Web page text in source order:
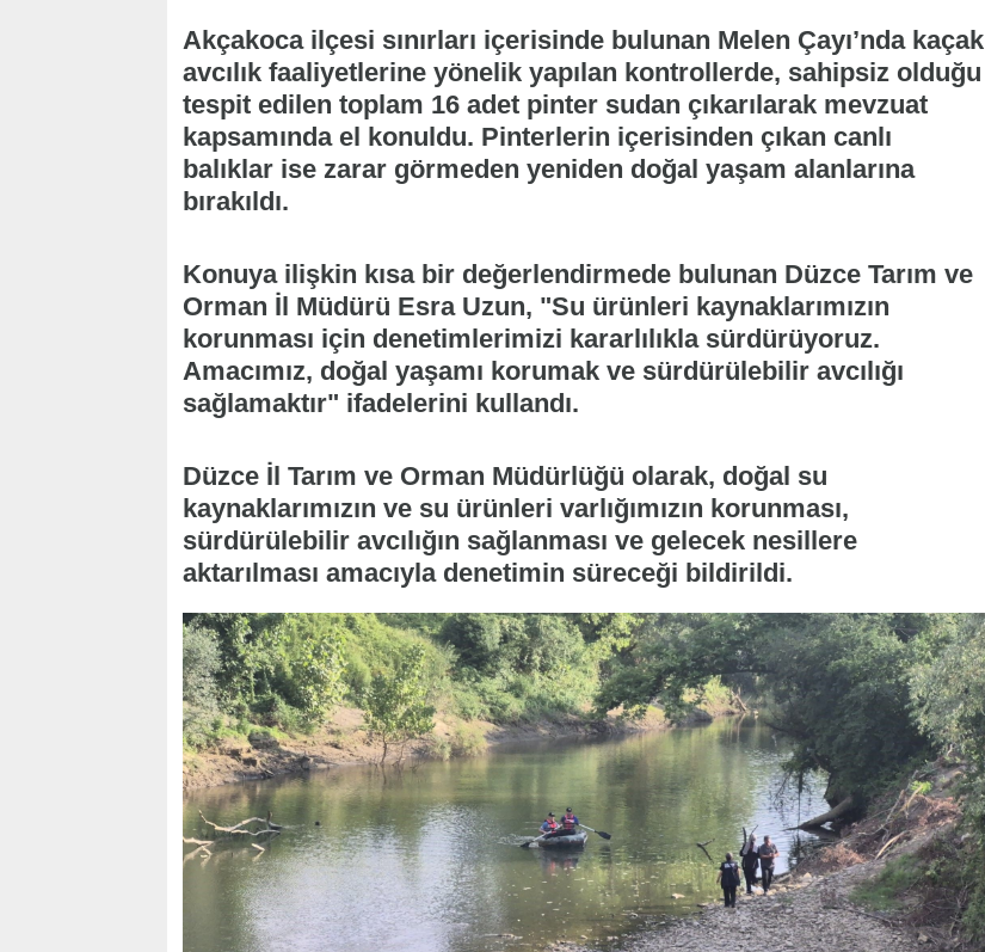
Akçakoca ilçesi sınırları içerisinde bulunan Melen Çayı’nda kaçak
avcılık faaliyetlerine yönelik yapılan kontrollerde, sahipsiz olduğu
tespit edilen toplam 16 adet pinter sudan çıkarılarak mevzuat
kapsamında el konuldu. Pinterlerin içerisinden çıkan canlı
balıklar ise zarar görmeden yeniden doğal yaşam alanlarına
bırakıldı.
Konuya ilişkin kısa bir değerlendirmede bulunan Düzce Tarım ve
Orman İl Müdürü Esra Uzun, "Su ürünleri kaynaklarımızın
korunması için denetimlerimizi kararlılıkla sürdürüyoruz.
Amacımız, doğal yaşamı korumak ve sürdürülebilir avcılığı
sağlamaktır" ifadelerini kullandı.
Düzce İl Tarım ve Orman Müdürlüğü olarak, doğal su
kaynaklarımızın ve su ürünleri varlığımızın korunması,
sürdürülebilir avcılığın sağlanması ve gelecek nesillere
aktarılması amacıyla denetimin süreceği bildirildi.